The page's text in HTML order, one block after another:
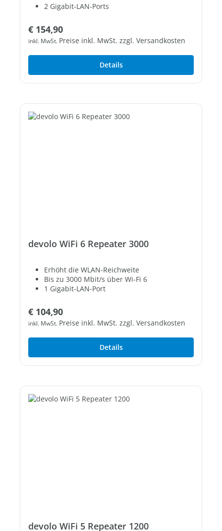
2 Gigabit-LAN-Ports
Regulärer Preis:
€ 154,90
inkl. MwSt. Preise inkl. MwSt. zzgl. Versandkosten
Details
devolo WiFi 6 Repeater 3000
Erhöht die WLAN-Reichweite
Bis zu 3000 Mbit/s über Wi-Fi 6
1 Gigabit-LAN-Port
Regulärer Preis:
€ 104,90
inkl. MwSt. Preise inkl. MwSt. zzgl. Versandkosten
Details
devolo WiFi 5 Repeater 1200